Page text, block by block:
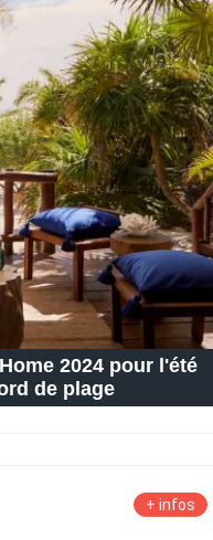
Maison D'hôtes
Décode La Déco
De Style
Renovation
2024 pour l'été
de plage
+ infos